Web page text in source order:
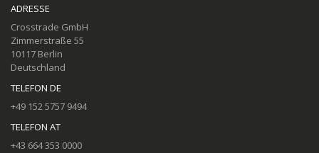
ADRESSE
Crosstrade GmbH
Zimmerstraße 55
10117 Berlin
Deutschland
TELEFON DE
+49 152 5757 9494
TELEFON AT
+43 664 353 0000